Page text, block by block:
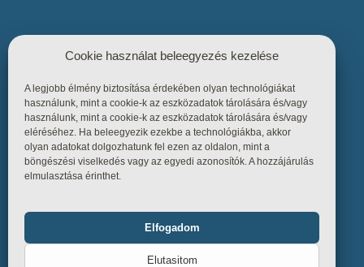
Hasznos linkek
Főoldal
Termékek
Tudástár
Üzletszabályzat
Cookie használat beleegyezés kezelése
A legjobb élmény biztosítása érdekében olyan technológiákat
használunk, mint a cookie-k az eszközadatok tárolására és/vagy
használunk, mint a cookie-k az eszközadatok tárolására és/vagy
eléréséhez. Ha beleegyezik ezekbe a technológiákba, akkor
olyan adatokat dolgozhatunk fel ezen az oldalon, mint a
böngészési viselkedés vagy az egyedi azonosítók. A hozzájárulás
elmulasztása érinthet.
Elfogadom
Elutasitom